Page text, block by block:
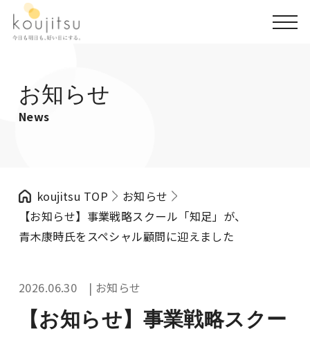
お知らせ
News
koujitsu TOP
お知らせ
【お知らせ】事業戦略スクール「知足」が、
青木康時氏をスペシャル顧問に迎えました
2026.06.30 | お知らせ
【お知らせ】事業戦略スクー